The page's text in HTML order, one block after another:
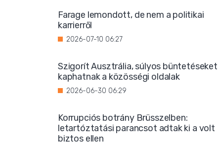
Farage lemondott, de nem a politikai
karrierről
2026-07-10 06:27
Szigorít Ausztrália, súlyos büntetéseket
kaphatnak a közösségi oldalak
2026-06-30 06:29
Korrupciós botrány Brüsszelben:
letartóztatási parancsot adtak ki a volt
biztos ellen